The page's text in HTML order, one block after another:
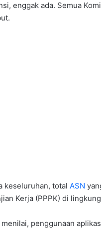
enggak ada. Semua
keseluruhan, total ASN
Kerja (PPPK) di
penggunaan